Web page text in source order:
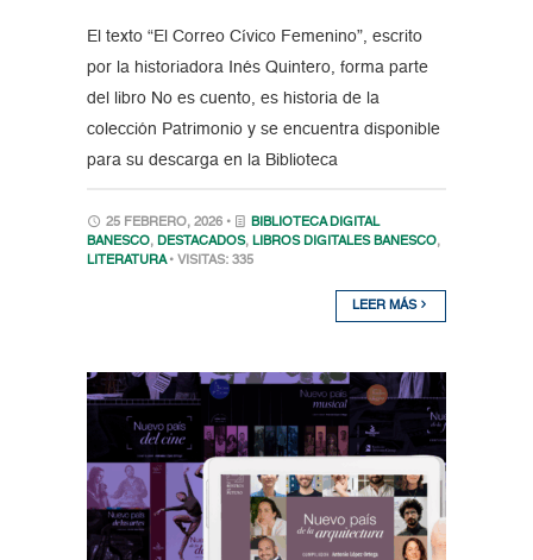
El texto “El Correo Cívico Femenino”, escrito
por la historiadora Inés Quintero, forma parte
del libro No es cuento, es historia de la
colección Patrimonio y se encuentra disponible
para su descarga en la Biblioteca
25 FEBRERO, 2026 •
BIBLIOTECA DIGITAL
BANESCO, DESTACADOS, LIBROS DIGITALES BANESCO,
LITERATURA • VISITAS: 335
LEER MÁS